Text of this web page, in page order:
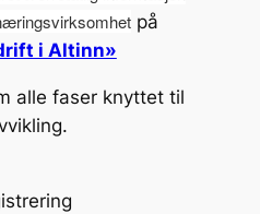
på
i Altinn»
alle faser knyttet til